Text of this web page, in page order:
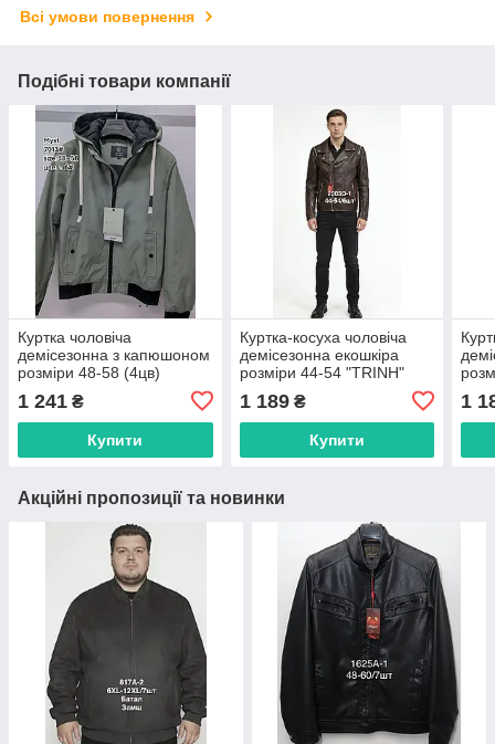
Всі умови повернення
Подібні товари компанії
Куртка чоловіча
демісезонна з капюшоном
розміри 48-58 (4цв)
прямого постачальника
1 241 ₴
Купити
Куртка-косуха чоловіча
демісезонна екошкіра
розміри 44-54 "TRINH"
постачальника
1 189₴
Купити
1
Акційні пропозиції та новинки